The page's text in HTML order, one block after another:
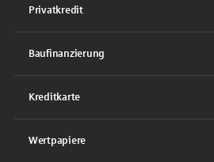
Privatkredit
Baufinanzierung
Kreditkarte
Wertpapiere